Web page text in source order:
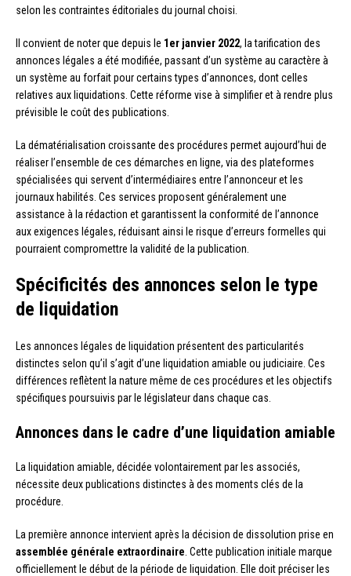
selon les contraintes éditoriales du journal choisi.
Il convient de noter que depuis le 1er janvier 2022, la tarification des
annonces légales a été modifiée, passant d’un système au caractère à
un système au forfait pour certains types d’annonces, dont celles
relatives aux liquidations. Cette réforme vise à simplifier et à rendre plus
prévisible le coût des publications.
La dématérialisation croissante des procédures permet aujourd’hui de
réaliser l’ensemble de ces démarches en ligne, via des plateformes
spécialisées qui servent d’intermédiaires entre l’annonceur et les
journaux habilités. Ces services proposent généralement une
assistance à la rédaction et garantissent la conformité de l’annonce
aux exigences légales, réduisant ainsi le risque d’erreurs formelles qui
pourraient compromettre la validité de la publication.
Spécificités des annonces selon le type
de liquidation
Les annonces légales de liquidation présentent des particularités
distinctes selon qu’il s’agit d’une liquidation amiable ou judiciaire. Ces
différences reflètent la nature même de ces procédures et les objectifs
spécifiques poursuivis par le législateur dans chaque cas.
Annonces dans le cadre d’une liquidation amiable
La liquidation amiable, décidée volontairement par les associés,
nécessite deux publications distinctes à des moments clés de la
procédure.
La première annonce intervient après la décision de dissolution prise en
assemblée générale extraordinaire . Cette publication initiale marque
officiellement le début de la période de liquidation. Elle doit préciser les